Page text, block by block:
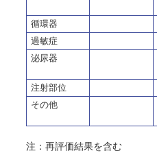
循環器
過敏症
泌尿器
注射部位
その他
注：再評価結果を含む